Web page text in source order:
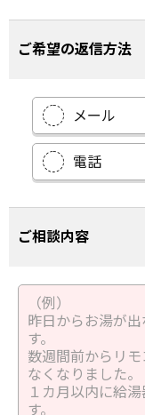
ご希望の返信方法
メール
電話
ご相談内容